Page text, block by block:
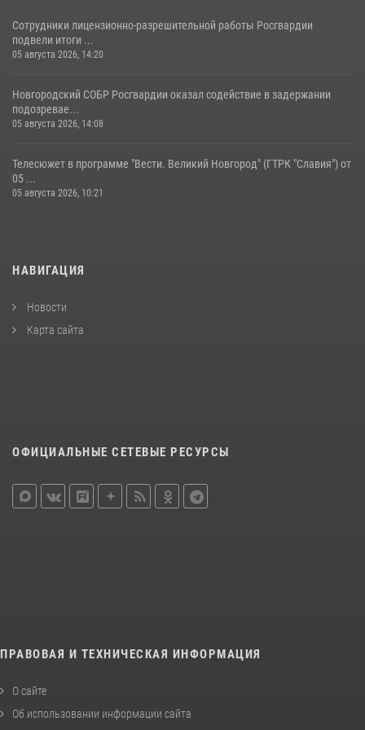
Сотрудники лицензионно-разрешительной работы Росгвардии
подвели итоги ...
05 августа 2026, 14:20
Новгородский СОБР Росгвардии оказал содействие в задержании
подозревае...
05 августа 2026, 14:08
Телесюжет в программе "Вести. Великий Новгород" (ГТРК "Славия") от
05 ...
05 августа 2026, 10:21
НАВИГАЦИЯ
Новости
Карта сайта
ОФИЦИАЛЬНЫЕ СЕТЕВЫЕ РЕСУРСЫ
ПРАВОВАЯ И ТЕХНИЧЕСКАЯ ИНФОРМАЦИЯ
О сайте
Об использовании информации сайта